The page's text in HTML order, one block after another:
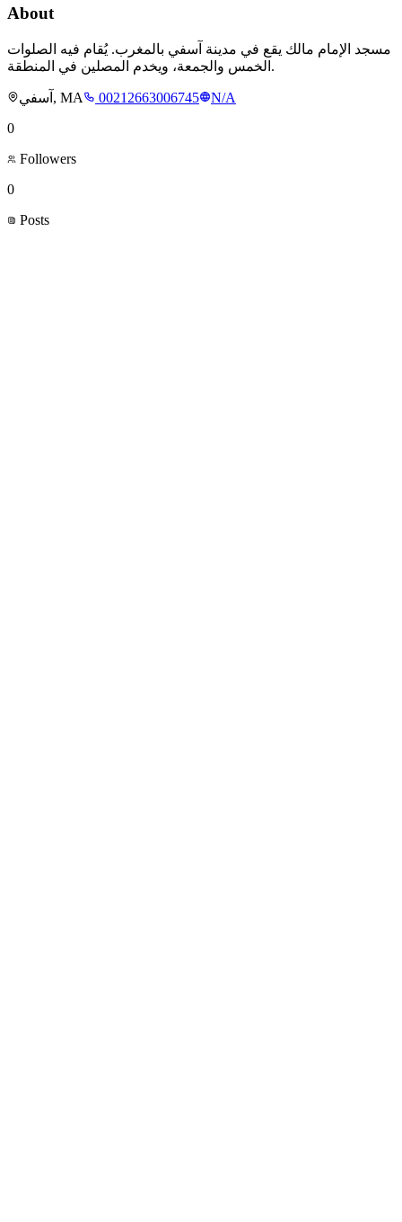
About
مسجد الإمام مالك يقع في مدينة آسفي بالمغرب. يُقام فيه الصلوات
الخمس والجمعة، ويخدم المصلين في المنطقة.
آسفي, MA 00212663006745
N/A
0
Followers
0
Posts